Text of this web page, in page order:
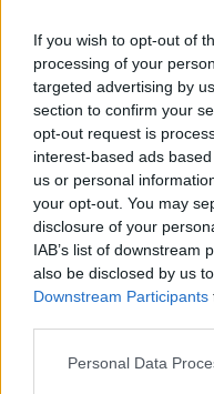
If you wish to opt-out of
processing of your
targeted advertising by
section to confirm your
opt-out request is
interest-based ads
us or personal
your opt-out. You may
disclosure of your
IAB’s list of downstream
also be disclosed by us
Downstream Participants
Please note that this
Personal Data
Δελτία Τύπου
Φωτογραφικό Υλικό
Λογότυπα
ήταν
Αρθρογραφος:
Ημ/νια Έκδοσης:
Κατηγορίες:
Τις τελευταίες